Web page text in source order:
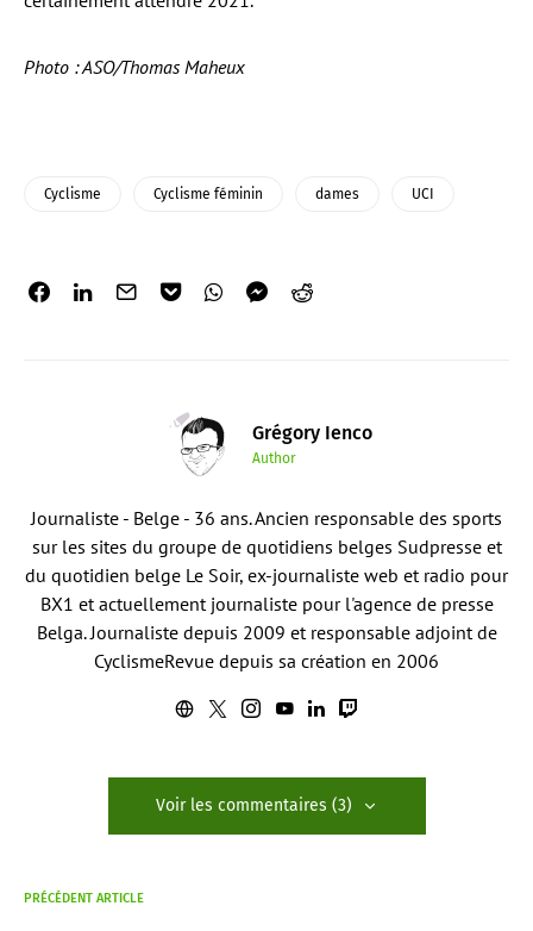
Photo : ASO/Thomas Maheux
Cyclisme Cyclisme féminin dames UCI
Grégory Ienco
Author
Journaliste - Belge - 36 ans. Ancien responsable des sports
sur les sites du groupe de quotidiens belges Sudpresse et
du quotidien belge Le Soir, ex-journaliste web et radio pour
BX1 et actuellement journaliste pour l'agence de presse
Belga. Journaliste depuis 2009 et responsable adjoint de
CyclismeRevue depuis sa création en 2006
Voir les commentaires (3)
PRÉCÉDENT ARTICLE